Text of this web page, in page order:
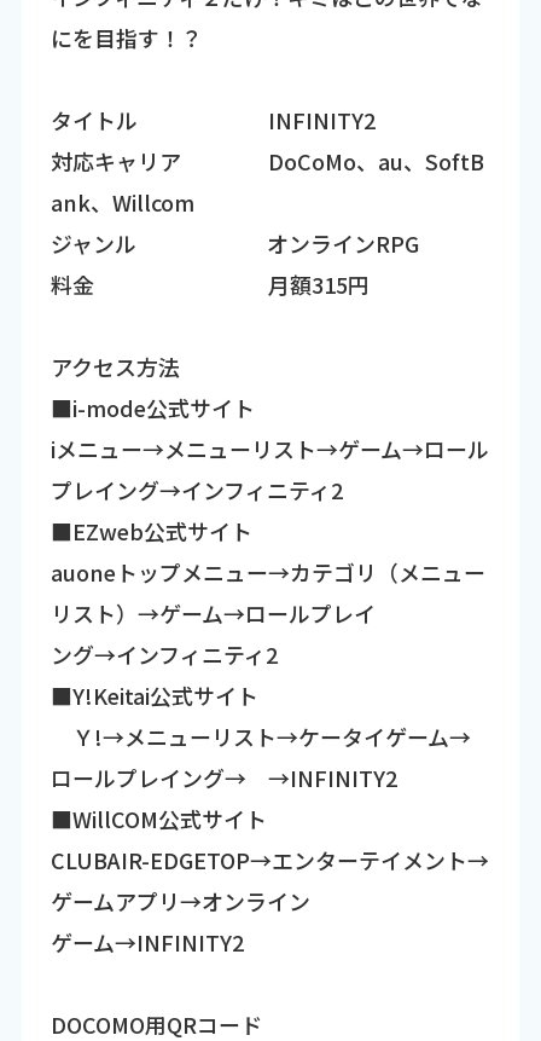
にを目指す！？
タイトル INFINITY2
対応キャリア DoCoMo、au、SoftB
ank、Willcom
ジャンル オンラインRPG
料金 月額315円
アクセス方法
■i-mode公式サイト
iメニュー→メニューリスト→ゲーム→ロール
プレイング→インフィニティ2
■EZweb公式サイト
auoneトップメニュー→カテゴリ（メニュー
リスト）→ゲーム→ロールプレイ
ング→インフィニティ2
■Y!Keitai公式サイト
Ｙ!→メニューリスト→ケータイゲーム→
ロールプレイング→ →INFINITY2
■WillCOM公式サイト
CLUBAIR-EDGETOP→エンターテイメント→
ゲームアプリ→オンライン
ゲーム→INFINITY2
DOCOMO用QRコード